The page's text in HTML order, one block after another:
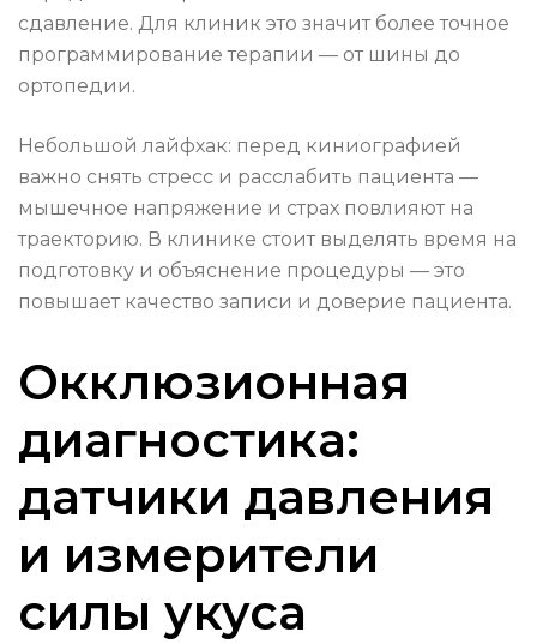
сдавление. Для клиник это значит более точное
программирование терапии — от шины до
ортопедии.
Небольшой лайфхак: перед киниографией
важно снять стресс и расслабить пациента —
мышечное напряжение и страх повлияют на
траекторию. В клинике стоит выделять время на
подготовку и объяснение процедуры — это
повышает качество записи и доверие пациента.
Окклюзионная
диагностика:
датчики давления
и измерители
силы укуса